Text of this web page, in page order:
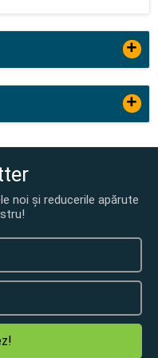
+
+
noi și reducerile apărute